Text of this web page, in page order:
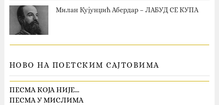
Милан Кујунџић Абердар – ЛАБУД СЕ КУПА
НОВО НА ПОЕТСКИМ САЈТОВИМА
ПЕСМА КОЈА НИЈЕ…
ПЕСМА У МИСЛИМА